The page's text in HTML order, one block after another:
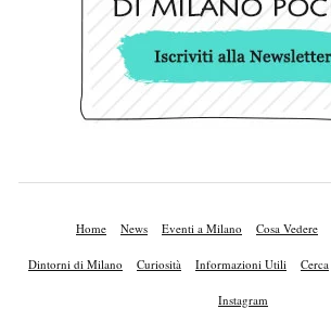
Home News Eventi a Milano Cosa Vedere
Dintorni di Milano Curiosità Informazioni Utili Cerca
Instagram